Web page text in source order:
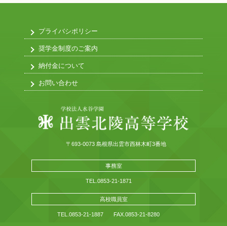
プライバシポリシー
奨学金制度のご案内
納付金について
お問い合わせ
〒693-0073 島根県出雲市西林木町3番地
事務室
TEL.0853-21-1871
高校職員室
TEL.0853-21-1887 FAX.0853-21-8280